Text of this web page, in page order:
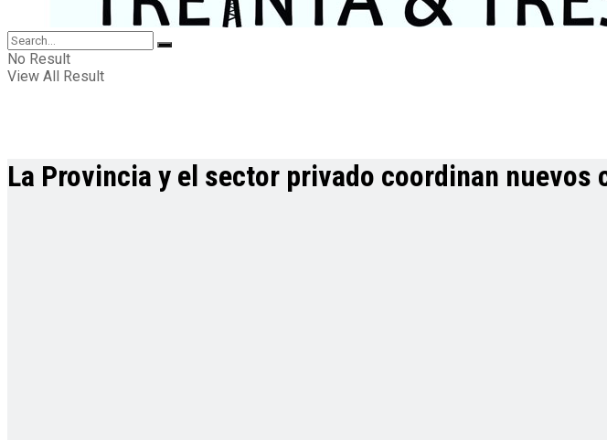
No Result
View All Result
La Provincia y el sector privado coordinan nuevos